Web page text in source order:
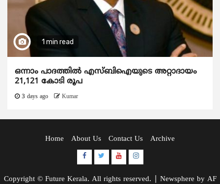
1 min read
ഒന്നാം പാദത്തിൽ എസ്ബിഐയുടെ അറ്റാദായം
21,121 കോടി രൂപ
3 days ago Kumar
Home About Us Contact Us Archive
Facebook
TwitterYoutubeInstagram
Copyright © Future Kerala. All rights reserved. Newsphere by AF